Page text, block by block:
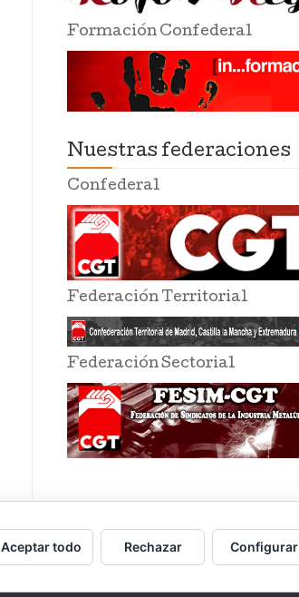
Formación Confederal
Nuestras federaciones
Confederal
Federación Territorial
Federación Sectorial
Aceptar todo Rechazar Configurar